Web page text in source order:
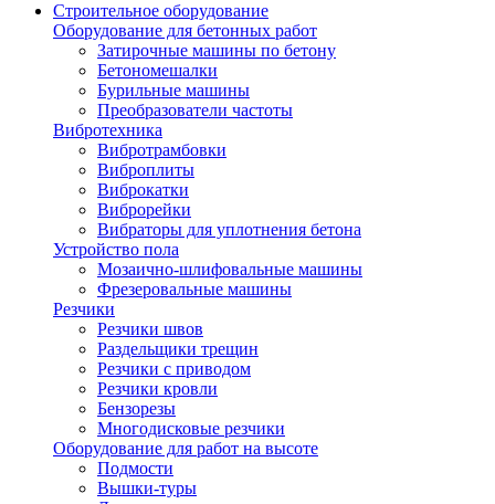
Строительное оборудование
Оборудование для бетонных работ
Затирочные машины по бетону
Бетономешалки
Бурильные машины
Преобразователи частоты
Вибротехника
Вибротрамбовки
Виброплиты
Виброкатки
Виброрейки
Вибраторы для уплотнения бетона
Устройство пола
Мозаично-шлифовальные машины
Фрезеровальные машины
Резчики
Резчики швов
Раздельщики трещин
Резчики с приводом
Резчики кровли
Бензорезы
Многодисковые резчики
Оборудование для работ на высоте
Подмости
Вышки-туры